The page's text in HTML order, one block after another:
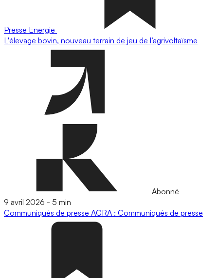
Presse Energie
L'élevage bovin, nouveau terrain de jeu de l’agrivoltaïsme
Abonné
9 avril 2026 - 5 min
Communiqués de presse AGRA : Communiqués de presse